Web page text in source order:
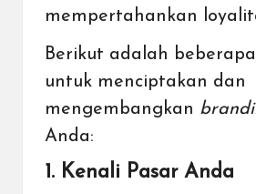
mempertahankan
Berikut adalah
untuk menciptakan dan
mengembangkan
Anda:
1. Kenali Pasar Anda